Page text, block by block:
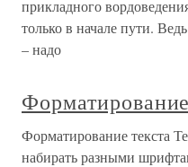
прикладного
только в начале пути.
– надо
Форматирование текста
набирать разными